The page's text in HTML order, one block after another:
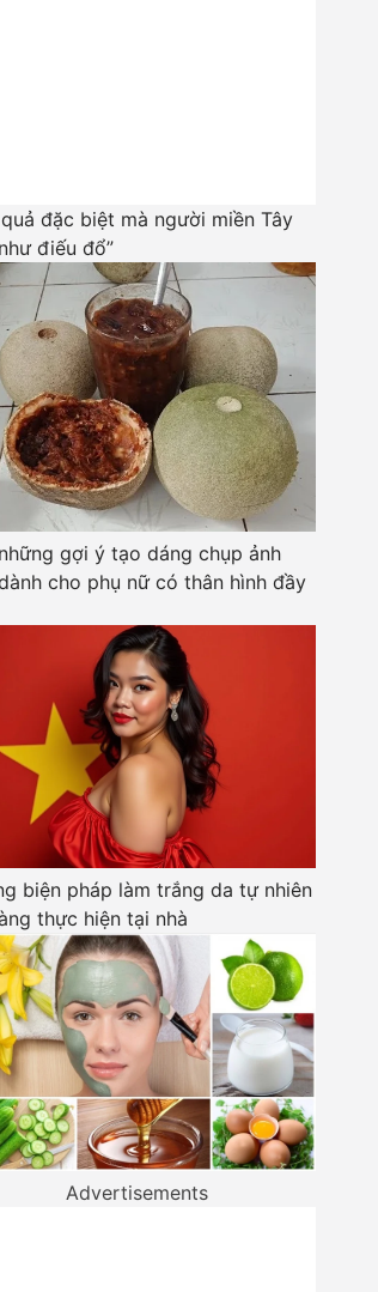
đặc biệt mà người miền Tây
điếu đổ”
gợi ý tạo dáng chụp ảnh
cho phụ nữ có thân hình đầy
biện pháp làm trắng da tự nhiên
thực hiện tại nhà
Advertisements